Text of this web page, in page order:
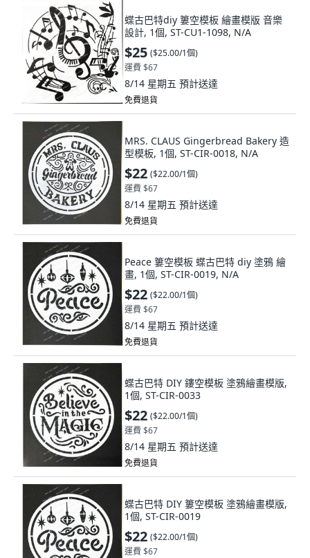
蝶古巴特diy 簍空模板 繪畫模版 音樂
設計, 1個, ST-CU1-1098, N/A
$25 ($25.00/1個)
運費 $67
8/14 星期五 預計送達
免費退貨
MRS. CLAUS Gingerbread Bakery 造
型模板, 1個, ST-CIR-0018, N/A
$22 ($22.00/1個)
運費 $67
8/14 星期五 預計送達
免費退貨
Peace 簍空模板 蝶古巴特 diy 塗鴉 繪
畫, 1個, ST-CIR-0019, N/A
$22 ($22.00/1個)
運費 $67
8/14 星期五 預計送達
免費退貨
蝶古巴特 DIY 鏤空模板 塗鴉繪畫模版,
1個, ST-CIR-0033
$22 ($22.00/1個)
運費 $67
8/14 星期五 預計送達
免費退貨
蝶古巴特 DIY 簍空模板 塗鴉繪畫模版,
1個, ST-CIR-0019
$22 ($22.00/1個)
運費 $67